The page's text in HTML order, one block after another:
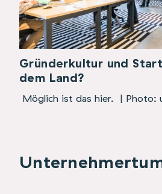
Gründerkultur und
dem Land?
Möglich ist das hier. | Photo: